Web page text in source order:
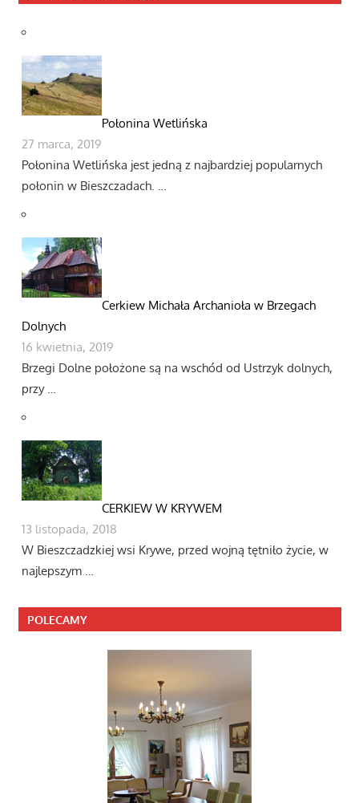
Połonina Wetlińska
27 marca, 2019
Połonina Wetlińska jest jedną z najbardziej popularnych
połonin w Bieszczadach. …
Cerkiew Michała Archanioła w Brzegach
Dolnych
16 kwietnia, 2019
Brzegi Dolne położone są na wschód od Ustrzyk dolnych,
przy …
CERKIEW W KRYWEM
13 listopada, 2018
W Bieszczadzkiej wsi Krywe, przed wojną tętniło życie, w
najlepszym …
POLECAMY